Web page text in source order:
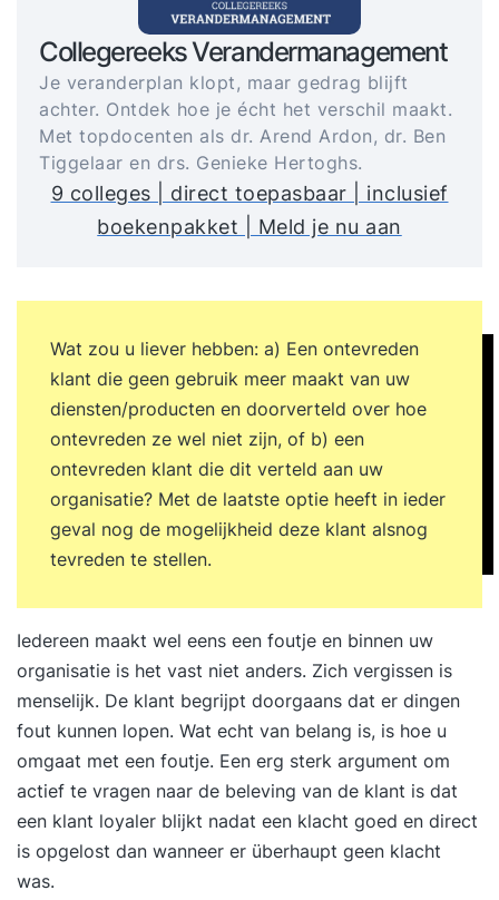
Collegereeks Verandermanagement
Je veranderplan klopt, maar gedrag blijft
achter. Ontdek hoe je écht het verschil maakt.
Met topdocenten als dr. Arend Ardon, dr. Ben
Tiggelaar en drs. Genieke Hertoghs.
9 colleges | direct toepasbaar | inclusief
boekenpakket | Meld je nu aan
Wat zou u liever hebben: a) Een ontevreden
klant die geen gebruik meer maakt van uw
diensten/producten en doorverteld over hoe
ontevreden ze wel niet zijn, of b) een
ontevreden klant die dit verteld aan uw
organisatie? Met de laatste optie heeft in ieder
geval nog de mogelijkheid deze klant alsnog
tevreden te stellen.
Iedereen maakt wel eens een foutje en binnen uw
organisatie is het vast niet anders. Zich vergissen is
menselijk. De klant begrijpt doorgaans dat er dingen
fout kunnen lopen. Wat echt van belang is, is hoe u
omgaat met een foutje. Een erg sterk argument om
actief te vragen naar de beleving van de klant is dat
een klant loyaler blijkt nadat een klacht goed en direct
is opgelost dan wanneer er überhaupt geen klacht
was.